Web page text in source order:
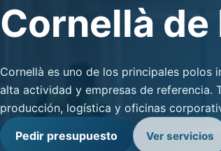
Cornellà
Cornellà es uno de los principales polos
alta actividad y empresas de referencia.
producción, logística y oficinas
Pedir presupuesto
Ver servicios